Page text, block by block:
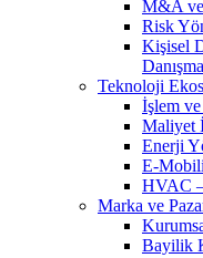
M&A ve
Risk
Kişisel
Teknoloji
İşlem
Maliyet
Enerji
E-
HVAC
Marka ve
Bayilik